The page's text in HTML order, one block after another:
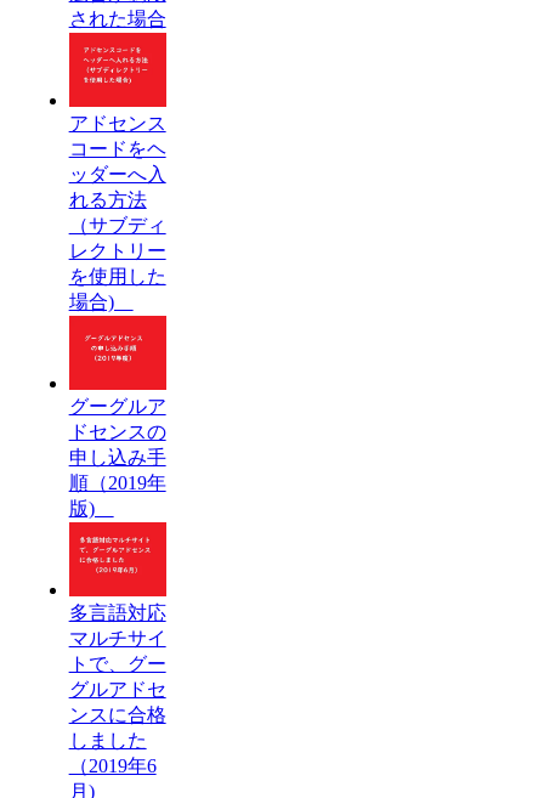
された場合
アドセンス
コードをヘ
ッダーへ入
れる方法
（サブディ
レクトリー
を使用した
場合)
グーグルア
ドセンスの
申し込み手
順（2019年
版)
多言語対応
マルチサイ
トで、グー
グルアドセ
ンスに合格
しました
（2019年6
月)